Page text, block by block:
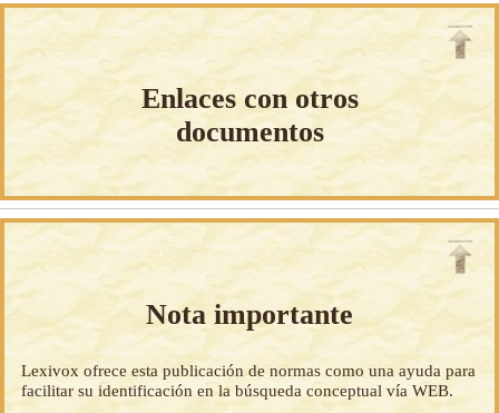
Enlaces con otros
documentos
Nota importante
Lexivox ofrece esta publicación de normas como una ayuda para
facilitar su identificación en la búsqueda conceptual vía WEB.